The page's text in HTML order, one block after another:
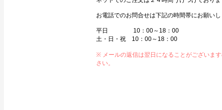
お電話でのお問合せは下記の時間帯にお願い
平日 10：00～18：00
土・日・祝 10：00～18：00
※ メールの返信は翌日になることがございま
さい。